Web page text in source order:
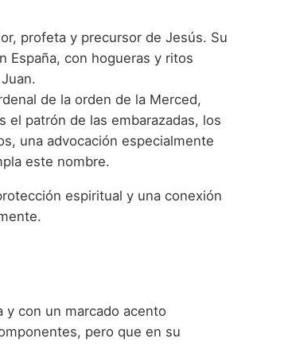
profeta y precursor de Jesús. Su
España, con hogueras y ritos
de la orden de la Merced,
el patrón de las embarazadas, los
una advocación especialmente
este nombre.
espiritual y una conexión
y con un marcado acento
pero que en su